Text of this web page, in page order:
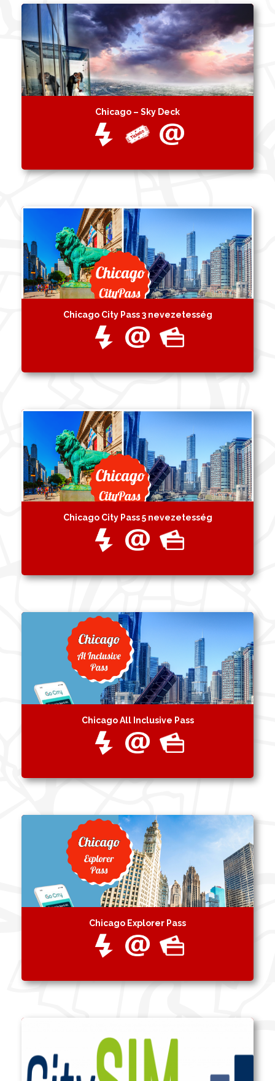
Chicago – Sky Deck
Chicago City Pass 3 nevezetesség
Chicago City Pass 5 nevezetesség
Chicago All Inclusive Pass
Chicago Explorer Pass